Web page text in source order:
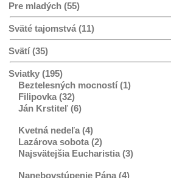
Pre mladých (55)
Sväté tajomstvá (11)
Svätí (35)
Sviatky (195)
Beztelesných mocností (1)
Filipovka (32)
Ján Krstiteľ (6)
Kvetná nedeľa (4)
Lazárova sobota (2)
Najsvätejšia Eucharistia (3)
Nanebovstúpenie Pána (4)